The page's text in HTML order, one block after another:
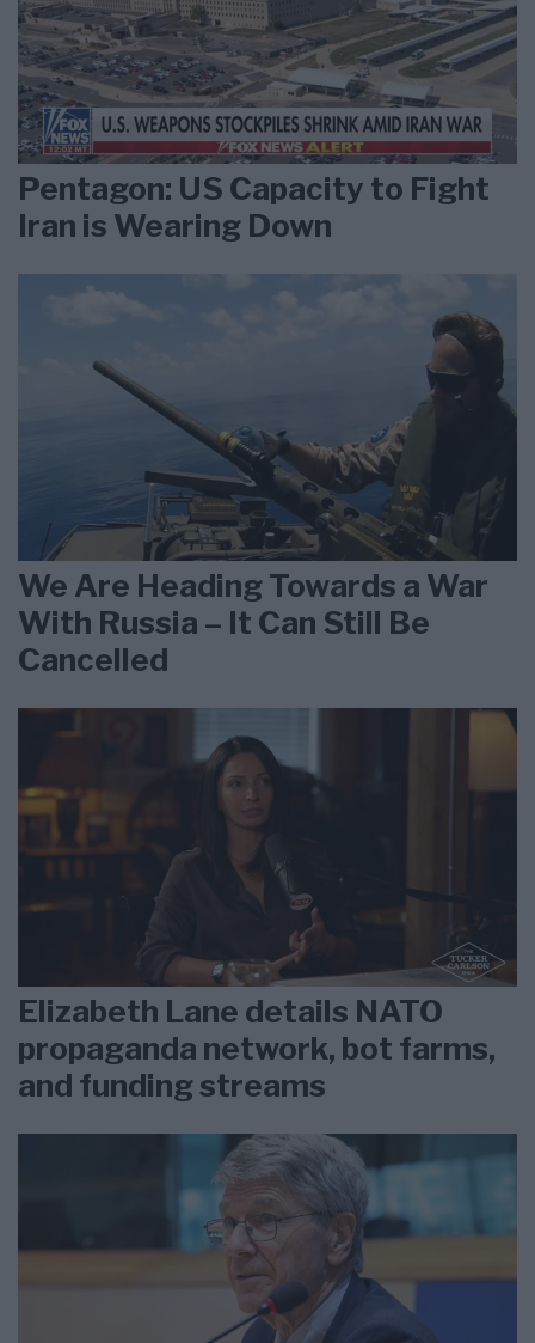
Pentagon: US Capacity to Fight
Iran is Wearing Down
We Are Heading Towards a War
With Russia – It Can Still Be
Cancelled
Elizabeth Lane details NATO
propaganda network, bot farms,
and funding streams